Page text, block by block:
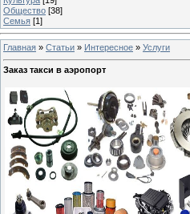
Общество [38]
Семья [1]
Главная » Статьи » Интересное » Услуги
Заказ такси в аэропорт